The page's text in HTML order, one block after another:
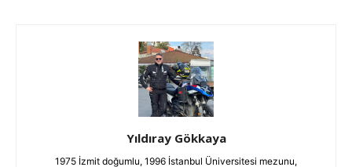
Yıldıray Gökkaya
1975 İzmit doğumlu, 1996 İstanbul Üniversitesi mezunu,